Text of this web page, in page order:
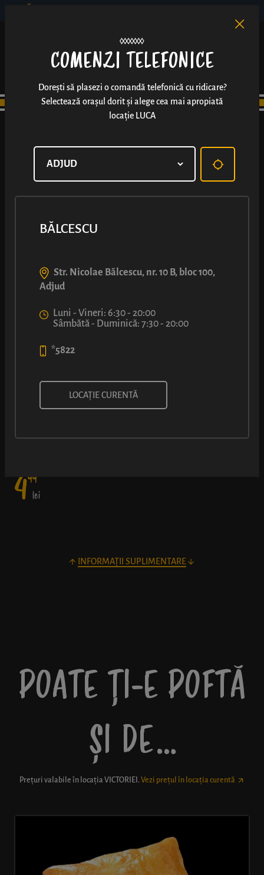
COVRIG CU CAȘCAVAL
rumenă, ușor crocantă și foarte aromată de cașcaval.
499
lei
INFORMAȚII SUPLIMENTARE
POATE ȚI-E POFTĂ
ȘI DE…
Prețuri valabile în locația VICTORIEI . Vezi prețul în locația curentă
COMENZI TELEFONICE
Dorești să plasezi o comandă telefonică cu ridicare?
Selectează orașul dorit și alege cea mai apropiată
locație LUCA
BĂLCESCU
Str. Nicolae Bălcescu, nr. 10 B, bloc 100,
Adjud
Luni - Vineri: 6:30 - 20:00
Sâmbătă - Duminică: 7:30 - 20:00
*5822
LOCAȚIE CURENTĂ